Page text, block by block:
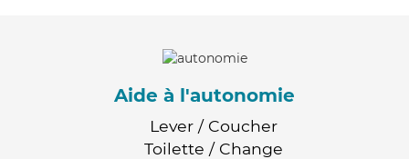
Aide à l'autonomie
Lever / Coucher
Toilette / Change